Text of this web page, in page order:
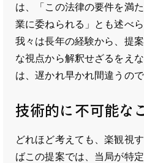
は、「この法律の要件を満
業に委ねられる」とも述べ
我々は長年の経験から、提
な視点から解釈せざるをえ
は、遅かれ早かれ間違うので
技術的に不可能な
どれほど考えても、楽観視
ばこの提案では、当局が特